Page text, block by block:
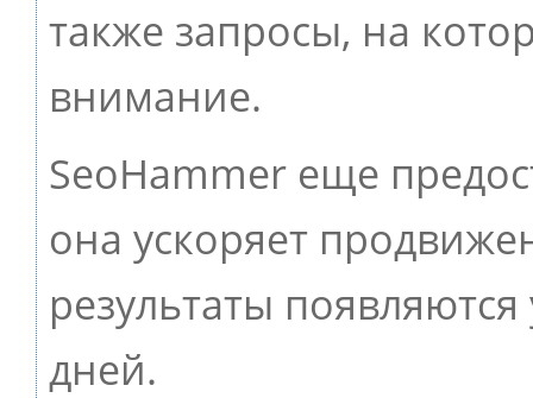
также запросы, на
внимание.
SeoHammer еще
она ускоряет
результаты
дней.